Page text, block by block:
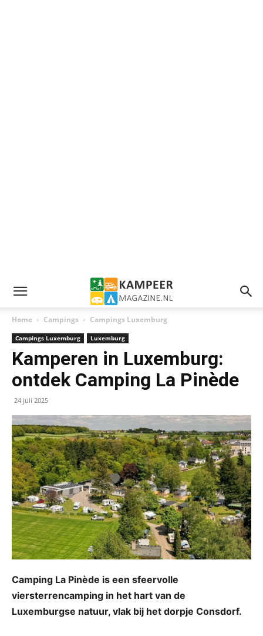
Home Campings Campings Luxemburg
Campings Luxemburg Luxemburg
Kamperen in Luxemburg:
ontdek Camping La Pinède
24 juli 2025
Camping La Pinède is een sfeervolle
viersterrencamping in het hart van de
Luxemburgse natuur, vlak bij het dorpje Consdorf.